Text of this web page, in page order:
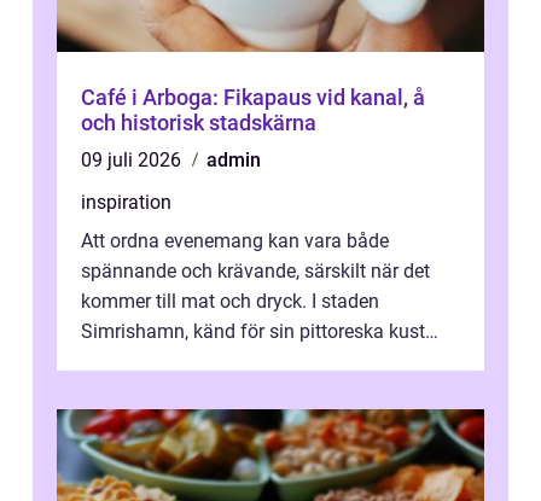
Café i Arboga: Fikapaus vid kanal, å
och historisk stadskärna
09 juli 2026
admin
inspiration
Att ordna evenemang kan vara både
spännande och krävande, särskilt när det
kommer till mat och dryck. I staden
Simrishamn, känd för sin pittoreska kust